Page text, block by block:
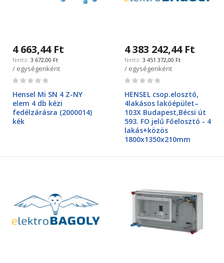
4 663,44 Ft
3 672,00 Ft
/ egységenként
Rating:
Hensel Mi SN 4 Z-NY
elem 4 db kézi
fedélzárásra (2000014)
kék
4 383 242,44 Ft
3 451 372,00 Ft
/ egységenként
Rating:
HENSEL csop.elosztó,
4lakásos lakóépület–
103X Budapest,Bécsi út
593. FO jelű Főelosztó - 4
lakás+közös
1800x1350x210mm